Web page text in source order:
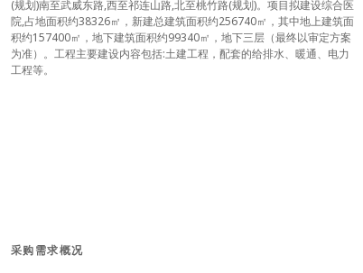
(规划)南至武威东路,西至祁连山路,北至桃竹路(规划)。项目拟建设综合医
院,占地面积约38326㎡，新建总建筑面积约256740㎡，其中地上建筑面
积约157400㎡，地下建筑面积约99340㎡，地下三层（最终以审定方案
为准）。工程主要建设内容包括:土建工程，配套的给排水、暖通、电力
工程等。
采购需求概况